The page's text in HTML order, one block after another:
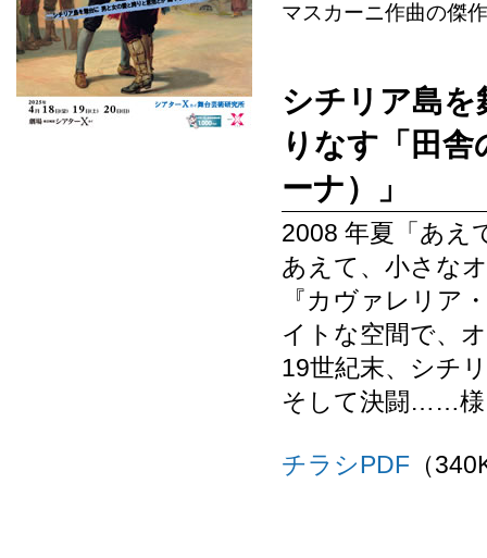
マスカーニ作曲の傑作
シチリア島
りなす「田
ーナ）」
2008 年夏「あえ
あえて、小さな
『カヴァレリア
イトな空間で、
19世紀末、シチ
そして決闘……様
チラシPDF （